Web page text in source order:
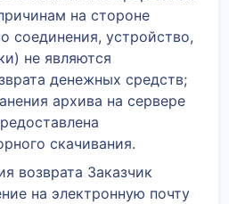
на стороне
соединения, устройство,
не являются
денежных средств;
архива на сервере
скачивания.
возврата Заказчик
на электронную почту